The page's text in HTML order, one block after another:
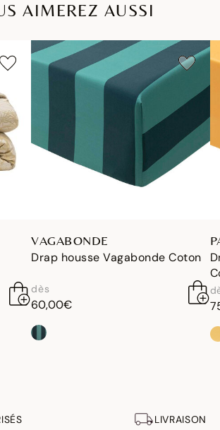
AIMEREZ AUSSI
VAGABONDE
Drap housse Vagabonde Coton
dès
60,00€
LIVRAISON